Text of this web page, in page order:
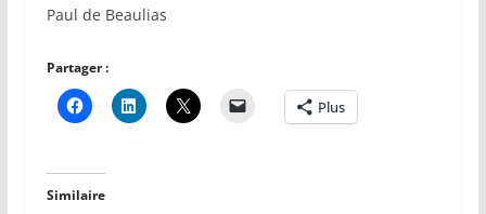
Paul de Beaulias
Partager :
Plus
Similaire